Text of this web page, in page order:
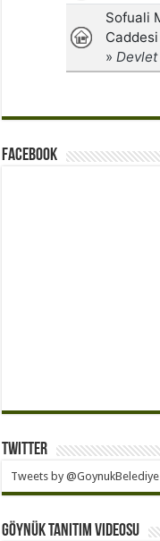
Facebook
Twitter
Tweets by @GoynukBelediye
Göynük Tanıtım Videosu